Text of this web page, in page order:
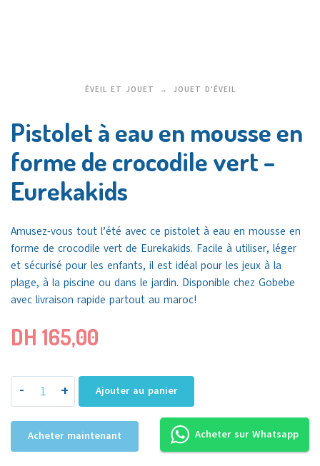
ÉVEIL ET JOUET JOUET D'ÉVEIL
Pistolet à eau en mousse en
forme de crocodile vert –
Eurekakids
Amusez-vous tout l’été avec ce pistolet à eau en mousse en
forme de crocodile vert de Eurekakids. Facile à utiliser, léger
et sécurisé pour les enfants, il est idéal pour les jeux à la
plage, à la piscine ou dans le jardin. Disponible chez Gobebe
avec livraison rapide partout au maroc!
DH 165,00
- + Ajouter au panier
Acheter maintenant Acheter sur Whatsapp